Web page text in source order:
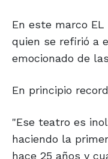
En este marco
quien se refirió a
emocionado de
En principio
"Ese teatro es
haciendo la
hace 25 años y